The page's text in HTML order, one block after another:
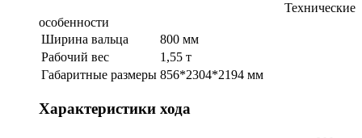
Технические
особенности
Ширина вальца
800 мм
Рабочий вес
1,55 т
Габаритные размеры 856*2304*2194 мм
Характеристики хода